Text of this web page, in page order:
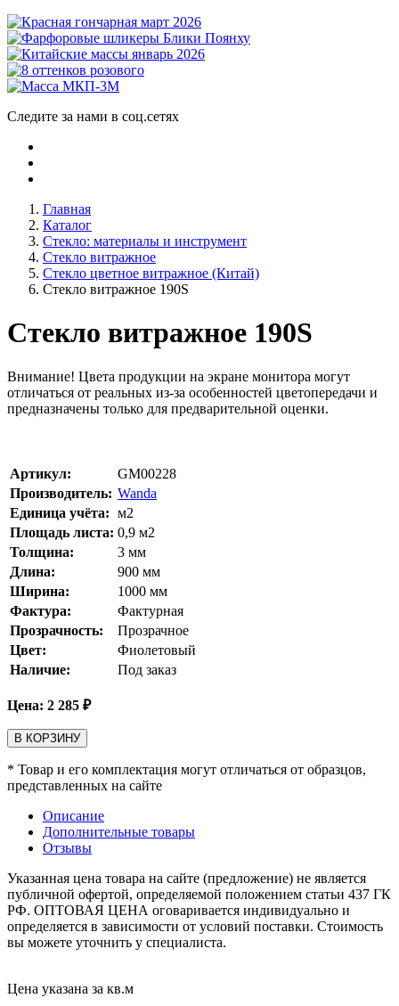
Следите за нами в соц.сетях
Главная
Каталог
Стекло: материалы и инструмент
Стекло витражное
Стекло цветное витражное (Китай)
Стекло витражное 190S
Стекло витражное 190S
Внимание! Цвета продукции на экране монитора могут
отличаться от реальных из-за особенностей цветопередачи и
предназначены только для предварительной оценки.
Артикул:
GM00228
Производитель: Wanda
Единица учёта: м2
Площадь листа: 0,9 м2
Толщина:
3 мм
Длина:
900 мм
Ширина:
1000 мм
Фактура:
Фактурная
Прозрачность:
Прозрачное
Цвет:
Фиолетовый
Наличие:
Под заказ
Цена: 2 285 ₽
В КОРЗИНУ
* Товар и его комплектация могут отличаться от образцов,
представленных на сайте
Описание
Дополнительные товары
Отзывы
Указанная цена товара на сайте (предложение) не является
публичной офертой, определяемой положением статьи 437 ГК
РФ. ОПТОВАЯ ЦЕНА оговаривается индивидуально и
определяется в зависимости от условий поставки. Стоимость
вы можете уточнить у специалиста.
Цена указана за кв.м